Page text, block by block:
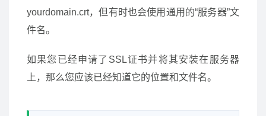
yourdomain.crt，但有时也会使用通用的“服务器”文
件名。
如果您已经申请了SSL证书并将其安装在服务器
上，那么您应该已经知道它的位置和文件名。